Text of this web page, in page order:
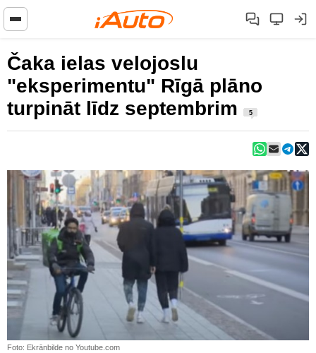
Čaka ielas velojoslu
"eksperimentu" Rīgā plāno
turpināt līdz septembrim
5
Foto: Ekrānbilde no Youtube.com